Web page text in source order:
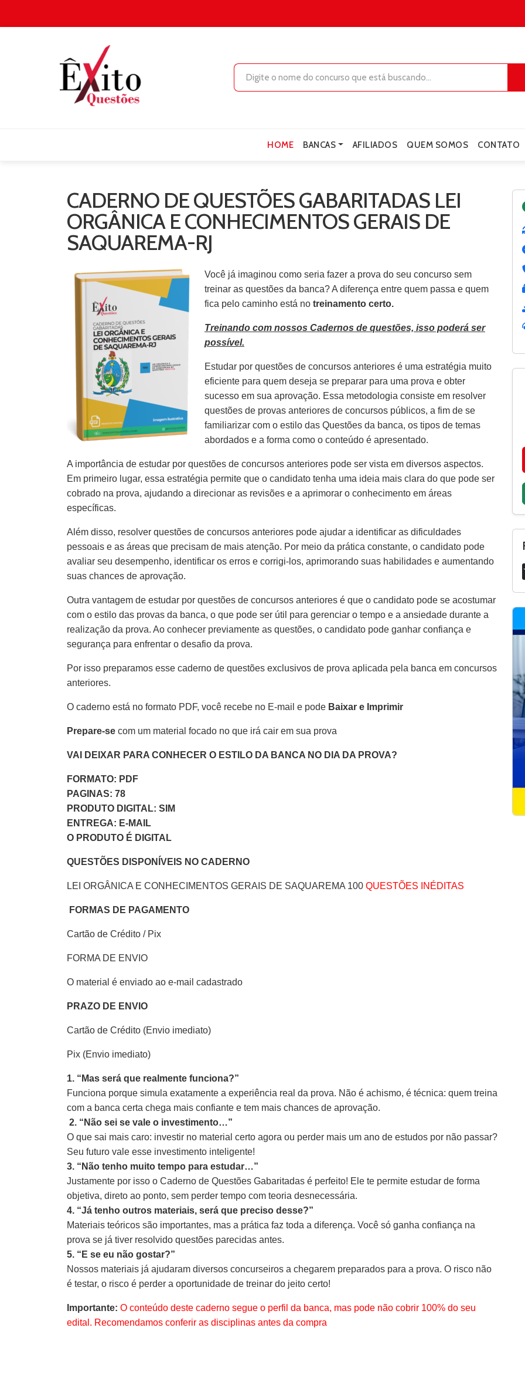
HOME BANCAS AFILIADOS QUEM SOMOS CONTATO
CADERNO DE QUESTÕES GABARITADAS LEI
ORGÂNICA E CONHECIMENTOS GERAIS DE
SAQUAREMA-RJ
Você já imaginou como seria fazer a prova do seu concurso sem
treinar as questões da banca? A diferença entre quem passa e quem
fica pelo caminho está no treinamento certo.
Treinando com nossos Cadernos de questões, isso poderá ser
possível.
Estudar por questões de concursos anteriores é uma estratégia muito
eficiente para quem deseja se preparar para uma prova e obter
sucesso em sua aprovação. Essa metodologia consiste em resolver
questões de provas anteriores de concursos públicos, a fim de se
familiarizar com o estilo das Questões da banca, os tipos de temas
abordados e a forma como o conteúdo é apresentado.
A importância de estudar por questões de concursos anteriores pode ser vista em diversos aspectos.
Em primeiro lugar, essa estratégia permite que o candidato tenha uma ideia mais clara do que pode ser
cobrado na prova, ajudando a direcionar as revisões e a aprimorar o conhecimento em áreas
específicas.
Além disso, resolver questões de concursos anteriores pode ajudar a identificar as dificuldades
pessoais e as áreas que precisam de mais atenção. Por meio da prática constante, o candidato pode
avaliar seu desempenho, identificar os erros e corrigi-los, aprimorando suas habilidades e aumentando
suas chances de aprovação.
Outra vantagem de estudar por questões de concursos anteriores é que o candidato pode se acostumar
com o estilo das provas da banca, o que pode ser útil para gerenciar o tempo e a ansiedade durante a
realização da prova. Ao conhecer previamente as questões, o candidato pode ganhar confiança e
segurança para enfrentar o desafio da prova.
Por isso preparamos esse caderno de questões exclusivos de prova aplicada pela banca em concursos
anteriores.
O caderno está no formato PDF, você recebe no E-mail e pode Baixar e Imprimir
Prepare-se com um material focado no que irá cair em sua prova
VAI DEIXAR PARA CONHECER O ESTILO DA BANCA NO DIA DA PROVA?
FORMATO: PDF
PAGINAS: 78
PRODUTO DIGITAL: SIM
ENTREGA: E-MAIL
O PRODUTO É DIGITAL
QUESTÕES DISPONÍVEIS NO CADERNO
LEI ORGÂNICA E CONHECIMENTOS GERAIS DE SAQUAREMA 100 QUESTÕES INÉDITAS
FORMAS DE PAGAMENTO
Cartão de Crédito / Pix
FORMA DE ENVIO
O material é enviado ao e-mail cadastrado
PRAZO DE ENVIO
Cartão de Crédito (Envio imediato)
Pix (Envio imediato)
1. “Mas será que realmente funciona?”
Funciona porque simula exatamente a experiência real da prova. Não é achismo, é técnica: quem treina
com a banca certa chega mais confiante e tem mais chances de aprovação.
2. “Não sei se vale o investimento…”
O que sai mais caro: investir no material certo agora ou perder mais um ano de estudos por não passar?
Seu futuro vale esse investimento inteligente!
3. “Não tenho muito tempo para estudar…”
Justamente por isso o Caderno de Questões Gabaritadas é perfeito! Ele te permite estudar de forma
objetiva, direto ao ponto, sem perder tempo com teoria desnecessária.
4. “Já tenho outros materiais, será que preciso desse?”
Materiais teóricos são importantes, mas a prática faz toda a diferença. Você só ganha confiança na
prova se já tiver resolvido questões parecidas antes.
5. “E se eu não gostar?”
Nossos materiais já ajudaram diversos concurseiros a chegarem preparados para a prova. O risco não
é testar, o risco é perder a oportunidade de treinar do jeito certo!
Importante: O conteúdo deste caderno segue o perfil da banca, mas pode não cobrir 100% do seu
edital. Recomendamos conferir as disciplinas antes da compra